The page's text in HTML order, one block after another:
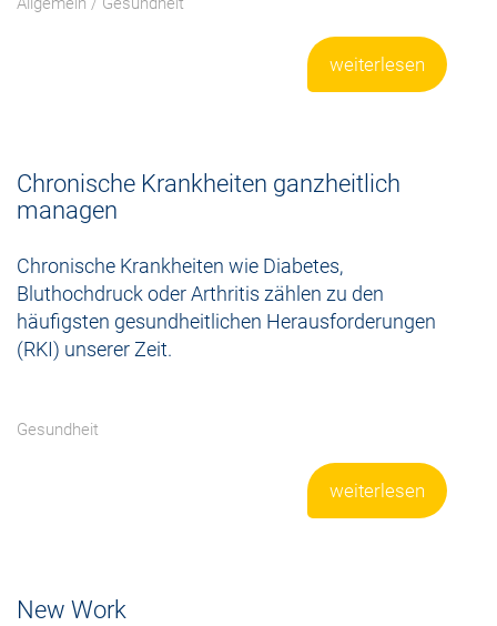
weiterlesen
Chronische Krankheiten ganzheitlich
managen
Chronische Krankheiten wie Diabetes,
Bluthochdruck oder Arthritis zählen zu den
häufigsten gesundheitlichen Herausforderungen
(RKI) unserer Zeit.
Gesundheit
weiterlesen
New Work